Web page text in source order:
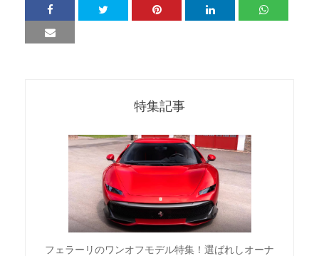
特集記事
フェラーリのワンオフモデル特集！選ばれしオーナ